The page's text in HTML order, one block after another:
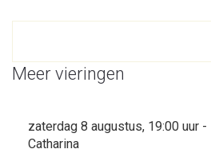
Meer vieringen
zaterdag 8 augustus, 19:00 uur -
Catharina